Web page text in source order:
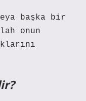
başka bir
onun